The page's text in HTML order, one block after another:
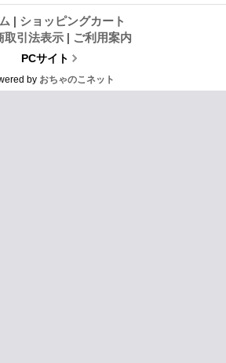
| ショッピングカート
取引法表示 | ご利用案内
PCサイト
by おちゃのこネット